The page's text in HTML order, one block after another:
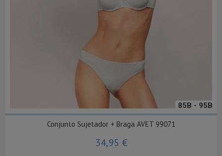
85B - 95B
Conjunto Sujetador + Braga AVET 99071
34,95 €